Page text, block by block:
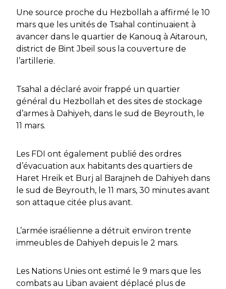
Une source proche du Hezbollah a affirmé le 10
mars que les unités de Tsahal continuaient à
avancer dans le quartier de Kanouq à Aitaroun,
district de Bint Jbeil sous la couverture de
l’artillerie.
Tsahal a déclaré avoir frappé un quartier
général du Hezbollah et des sites de stockage
d’armes à Dahiyeh, dans le sud de Beyrouth, le
11 mars.
Les FDI ont également publié des ordres
d’évacuation aux habitants des quartiers de
Haret Hreik et Burj al Barajneh de Dahiyeh dans
le sud de Beyrouth, le 11 mars, 30 minutes avant
son attaque citée plus avant.
L’armée israélienne a détruit environ trente
immeubles de Dahiyeh depuis le 2 mars.
Les Nations Unies ont estimé le 9 mars que les
combats au Liban avaient déplacé plus de